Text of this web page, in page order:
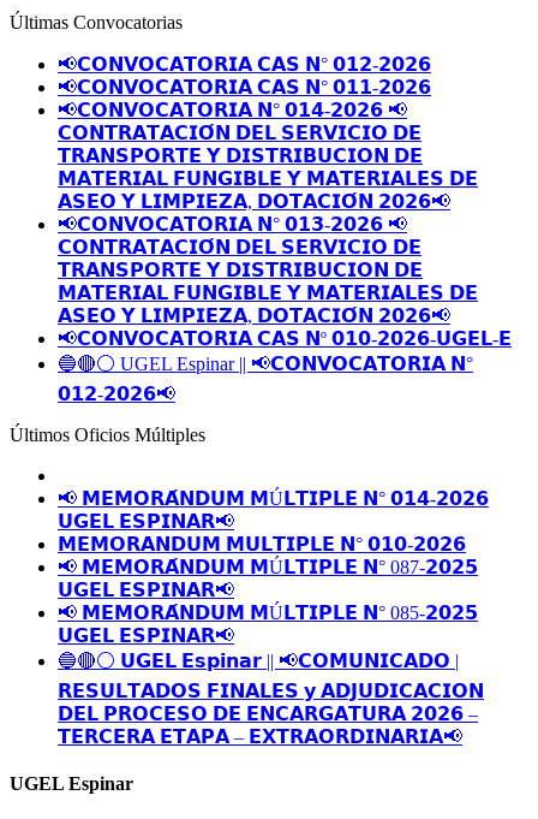
Últimas Convocatorias
📢𝗖𝗢𝗡𝗩𝗢𝗖𝗔𝗧𝗢𝗥𝗜𝗔 𝗖𝗔𝗦 𝗡° 𝟬𝟭𝟮-𝟮𝟬𝟮𝟲
📢𝗖𝗢𝗡𝗩𝗢𝗖𝗔𝗧𝗢𝗥𝗜𝗔 𝗖𝗔𝗦 𝗡° 𝟬𝟭𝟭-𝟮𝟬𝟮𝟲
📢𝗖𝗢𝗡𝗩𝗢𝗖𝗔𝗧𝗢𝗥𝗜𝗔 𝗡° 𝟬𝟭𝟰-𝟮𝟬𝟮𝟲 📢
𝗖𝗢𝗡𝗧𝗥𝗔𝗧𝗔𝗖𝗜𝗢́𝗡 𝗗𝗘𝗟 𝗦𝗘𝗥𝗩𝗜𝗖𝗜𝗢 𝗗𝗘
𝗧𝗥𝗔𝗡𝗦𝗣𝗢𝗥𝗧𝗘 𝗬 𝗗𝗜𝗦𝗧𝗥𝗜𝗕𝗨𝗖𝗜𝗢𝗡 𝗗𝗘
𝗠𝗔𝗧𝗘𝗥𝗜𝗔𝗟 𝗙𝗨𝗡𝗚𝗜𝗕𝗟𝗘 𝗬 𝗠𝗔𝗧𝗘𝗥𝗜𝗔𝗟𝗘𝗦 𝗗𝗘
𝗔𝗦𝗘𝗢 𝗬 𝗟𝗜𝗠𝗣𝗜𝗘𝗭𝗔, 𝗗𝗢𝗧𝗔𝗖𝗜𝗢́𝗡 𝟮𝟬𝟮𝟲📢
📢𝗖𝗢𝗡𝗩𝗢𝗖𝗔𝗧𝗢𝗥𝗜𝗔 𝗡° 𝟬𝟭𝟯-𝟮𝟬𝟮𝟲 📢
𝗖𝗢𝗡𝗧𝗥𝗔𝗧𝗔𝗖𝗜𝗢́𝗡 𝗗𝗘𝗟 𝗦𝗘𝗥𝗩𝗜𝗖𝗜𝗢 𝗗𝗘
𝗧𝗥𝗔𝗡𝗦𝗣𝗢𝗥𝗧𝗘 𝗬 𝗗𝗜𝗦𝗧𝗥𝗜𝗕𝗨𝗖𝗜𝗢𝗡 𝗗𝗘
𝗠𝗔𝗧𝗘𝗥𝗜𝗔𝗟 𝗙𝗨𝗡𝗚𝗜𝗕𝗟𝗘 𝗬 𝗠𝗔𝗧𝗘𝗥𝗜𝗔𝗟𝗘𝗦 𝗗𝗘
𝗔𝗦𝗘𝗢 𝗬 𝗟𝗜𝗠𝗣𝗜𝗘𝗭𝗔, 𝗗𝗢𝗧𝗔𝗖𝗜𝗢́𝗡 𝟮𝟬𝟮𝟲📢
📢𝗖𝗢𝗡𝗩𝗢𝗖𝗔𝗧𝗢𝗥𝗜𝗔 𝗖𝗔𝗦 𝗡º 𝟬𝟭𝟬-𝟮𝟬𝟮𝟲-𝗨𝗚𝗘𝗟-𝗘
🔵🔴⚪️ UGEL Espinar || 📢𝗖𝗢𝗡𝗩𝗢𝗖𝗔𝗧𝗢𝗥𝗜𝗔 𝗡°
𝟬𝟭𝟮-𝟮𝟬𝟮𝟲📢
Últimos Oficios Múltiples
📢 𝗠𝗘𝗠𝗢𝗥𝗔́𝗡𝗗𝗨𝗠 𝗠Ú𝗟𝗧𝗜𝗣𝗟𝗘 𝗡° 𝟬𝟭𝟰-𝟮𝟬𝟮𝟲
𝗨𝗚𝗘𝗟 𝗘𝗦𝗣𝗜𝗡𝗔𝗥📢
𝗠𝗘𝗠𝗢𝗥𝗔𝗡𝗗𝗨𝗠 𝗠𝗨𝗟𝗧𝗜𝗣𝗟𝗘 𝗡° 𝟬𝟭𝟬-𝟮𝟬𝟮𝟲
📢 𝗠𝗘𝗠𝗢𝗥𝗔́𝗡𝗗𝗨𝗠 𝗠Ú𝗟𝗧𝗜𝗣𝗟𝗘 𝗡° 087-𝟮𝟬𝟮𝟱
𝗨𝗚𝗘𝗟 𝗘𝗦𝗣𝗜𝗡𝗔𝗥📢
📢 𝗠𝗘𝗠𝗢𝗥𝗔́𝗡𝗗𝗨𝗠 𝗠Ú𝗟𝗧𝗜𝗣𝗟𝗘 𝗡° 085-𝟮𝟬𝟮𝟱
𝗨𝗚𝗘𝗟 𝗘𝗦𝗣𝗜𝗡𝗔𝗥📢
🔵🔴⚪️ 𝗨𝗚𝗘𝗟 𝗘𝘀𝗽𝗶𝗻𝗮𝗿 || 📢𝗖𝗢𝗠𝗨𝗡𝗜𝗖𝗔𝗗𝗢 |
𝗥𝗘𝗦𝗨𝗟𝗧𝗔𝗗𝗢𝗦 𝗙𝗜𝗡𝗔𝗟𝗘𝗦 𝘆 𝗔𝗗𝗝𝗨𝗗𝗜𝗖𝗔𝗖𝗜𝗢𝗡
𝗗𝗘𝗟 𝗣𝗥𝗢𝗖𝗘𝗦𝗢 𝗗𝗘 𝗘𝗡𝗖𝗔𝗥𝗚𝗔𝗧𝗨𝗥𝗔 𝟮𝟬𝟮𝟲 –
𝗧𝗘𝗥𝗖𝗘𝗥𝗔 𝗘𝗧𝗔𝗣𝗔 – 𝗘𝗫𝗧𝗥𝗔𝗢𝗥𝗗𝗜𝗡𝗔𝗥𝗜𝗔📢
UGEL Espinar